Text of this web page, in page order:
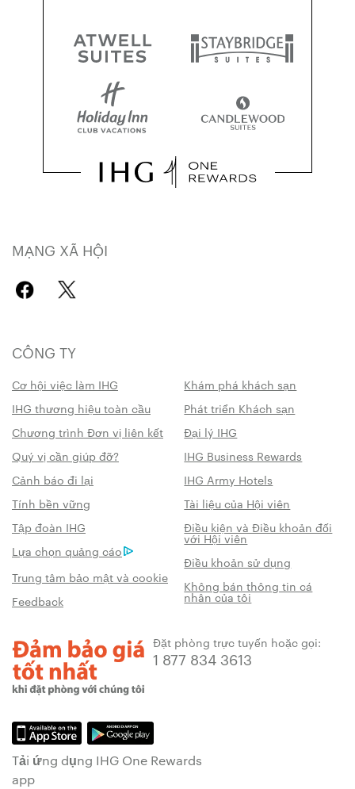
MẠNG XÃ HỘI
CÔNG TY
Cơ hội việc làm IHG
Khám phá khách sạn
IHG thương hiệu toàn cầu
Phát triển Khách sạn
Chương trình Đơn vị liên kết
Đại lý IHG
Quý vị cần giúp đỡ?
IHG Business Rewards
Cảnh báo đi lại
IHG Army Hotels
Tính bền vững
Tài liệu của Hội viên
Tập đoàn IHG
Điều kiện và Điều khoản đối
với Hội viên
Lựa chọn quảng cáo
Điều khoản sử dụng
Trung tâm bảo mật và cookie
Không bán thông tin cá
nhân của tôi
Feedback
Đặt phòng trực tuyến hoặc gọi:
1 877 834 3613
Tải ứng dụng IHG One Rewards
app